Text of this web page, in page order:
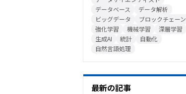
データベース
データ解析
ビッグデータ
ブロックチェーン
強化学習
機械学習
深層学習
生成AI
統計
自動化
自然言語処理
最新の記事